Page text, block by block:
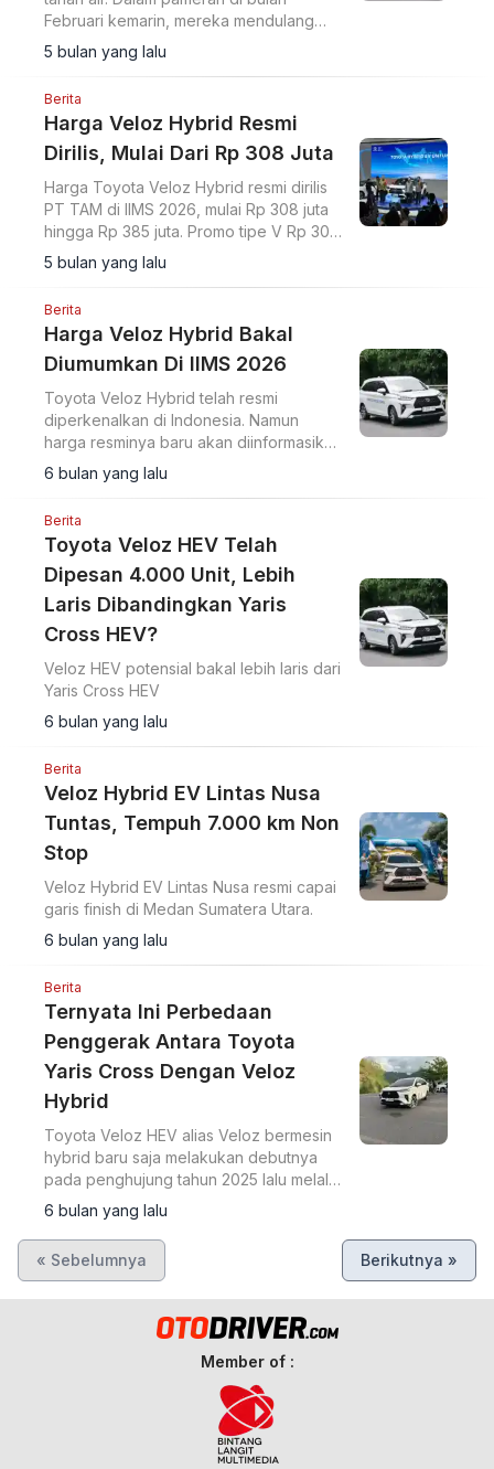
Februari kemarin, mereka mendulang
2.793 SPK dengan nyaris stengahnya
disumbang model hybrid.
5 bulan yang lalu
Berita
Harga Veloz Hybrid Resmi
Dirilis, Mulai Dari Rp 308 Juta
Harga Toyota Veloz Hybrid resmi dirilis
PT TAM di IIMS 2026, mulai Rp 308 juta
hingga Rp 385 juta. Promo tipe V Rp 303
juta.
5 bulan yang lalu
Berita
Harga Veloz Hybrid Bakal
Diumumkan Di IIMS 2026
Toyota Veloz Hybrid telah resmi
diperkenalkan di Indonesia. Namun
harga resminya baru akan diinformasikan
dalam ajang IIMS 2026.
6 bulan yang lalu
Berita
Toyota Veloz HEV Telah
Dipesan 4.000 Unit, Lebih
Laris Dibandingkan Yaris
Cross HEV?
Veloz HEV potensial bakal lebih laris dari
Yaris Cross HEV
6 bulan yang lalu
Berita
Veloz Hybrid EV Lintas Nusa
Tuntas, Tempuh 7.000 km Non
Stop
Veloz Hybrid EV Lintas Nusa resmi capai
garis finish di Medan Sumatera Utara.
6 bulan yang lalu
Berita
Ternyata Ini Perbedaan
Penggerak Antara Toyota
Yaris Cross Dengan Veloz
Hybrid
Toyota Veloz HEV alias Veloz bermesin
hybrid baru saja melakukan debutnya
pada penghujung tahun 2025 lalu melalui
ajang Gaikindo Jakarta Auto Week 2025.
Ini Bedanya dengan Yaris Cross hybrid.
6 bulan yang lalu
« Sebelumnya Berikutnya »
Member of :